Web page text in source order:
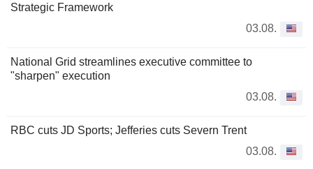
Strategic Framework
03.08.
National Grid streamlines executive committee to
"sharpen" execution
03.08.
RBC cuts JD Sports; Jefferies cuts Severn Trent
03.08.